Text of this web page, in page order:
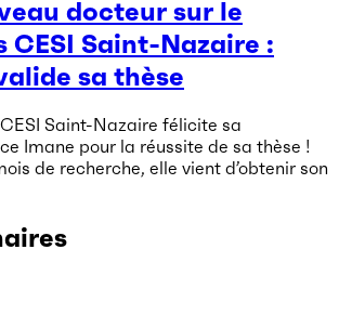
docteur sur le
CESI Saint-Nazaire :
sa thèse
CESI Saint-Nazaire félicite sa
Imane pour la réussite de sa thèse !
de recherche, elle vient d’obtenir son